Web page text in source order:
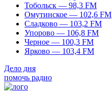
Тобольск — 98,3 FM
Омутинское — 102,6 FM
Сладково — 103,2 FM
Упорово — 106,8 FM
Черное — 100,3 FM
Ярково — 103,4 FM
Дело дня
помочь радио